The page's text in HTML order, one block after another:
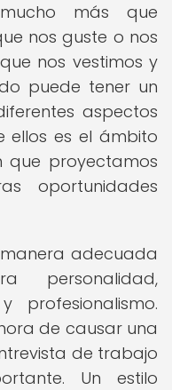
más que
nos guste o nos
nos vestimos y
puede tener un
aspectos
ellos es el ámbito
que proyectamos
oportunidades
adecuada
profesionalismo.
de causar una
de trabajo
Un estilo